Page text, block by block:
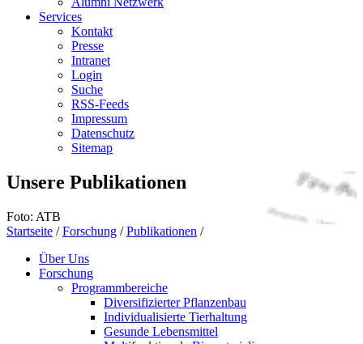
Services
Kontakt
Presse
Intranet
Login
Suche
RSS-Feeds
Impressum
Datenschutz
Sitemap
Unsere Publikationen
Foto: ATB
Startseite / Forschung / Publikationen /
Über Uns
Forschung
Programmbereiche
Diversifizierter Pflanzenbau
Individualisierte Tierhaltung
Gesunde Lebensmittel